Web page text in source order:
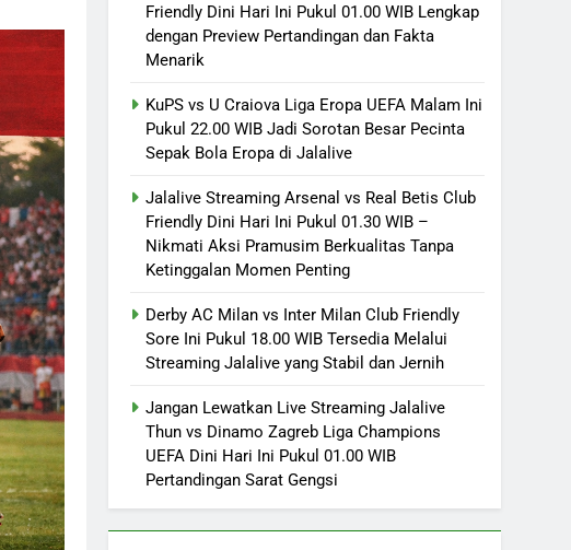
Friendly Dini Hari Ini Pukul 01.00 WIB Lengkap
dengan Preview Pertandingan dan Fakta
Menarik
KuPS vs U Craiova Liga Eropa UEFA Malam Ini
Pukul 22.00 WIB Jadi Sorotan Besar Pecinta
Sepak Bola Eropa di Jalalive
Jalalive Streaming Arsenal vs Real Betis Club
Friendly Dini Hari Ini Pukul 01.30 WIB –
Nikmati Aksi Pramusim Berkualitas Tanpa
Ketinggalan Momen Penting
Derby AC Milan vs Inter Milan Club Friendly
Sore Ini Pukul 18.00 WIB Tersedia Melalui
Streaming Jalalive yang Stabil dan Jernih
Jangan Lewatkan Live Streaming Jalalive
Thun vs Dinamo Zagreb Liga Champions
UEFA Dini Hari Ini Pukul 01.00 WIB
Pertandingan Sarat Gengsi